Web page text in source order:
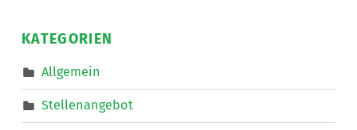
KATEGORIEN
Allgemein
Stellenangebot